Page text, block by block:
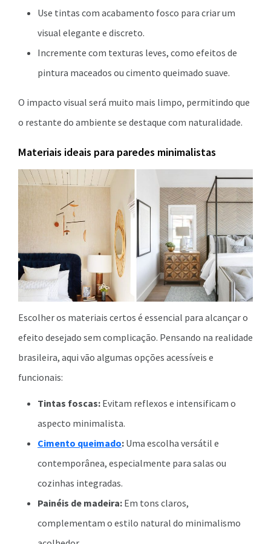
Use tintas com acabamento fosco para criar um
visual elegante e discreto.
Incremente com texturas leves, como efeitos de
pintura maceados ou cimento queimado suave.
O impacto visual será muito mais limpo, permitindo que
o restante do ambiente se destaque com naturalidade.
Materiais ideais para paredes minimalistas
Escolher os materiais certos é essencial para alcançar o
efeito desejado sem complicação. Pensando na realidade
brasileira, aqui vão algumas opções acessíveis e
funcionais:
Tintas foscas: Evitam reflexos e intensificam o
aspecto minimalista.
Cimento queimado: Uma escolha versátil e
contemporânea, especialmente para salas ou
cozinhas integradas.
Painéis de madeira: Em tons claros,
complementam o estilo natural do minimalismo